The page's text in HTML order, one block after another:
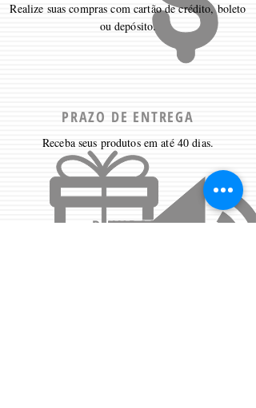
Realize suas compras com cartão de crédito, boleto
ou depósito.
PRAZO DE ENTREGA
Receba seus produtos em até 40 dias.
DUVIDAS?